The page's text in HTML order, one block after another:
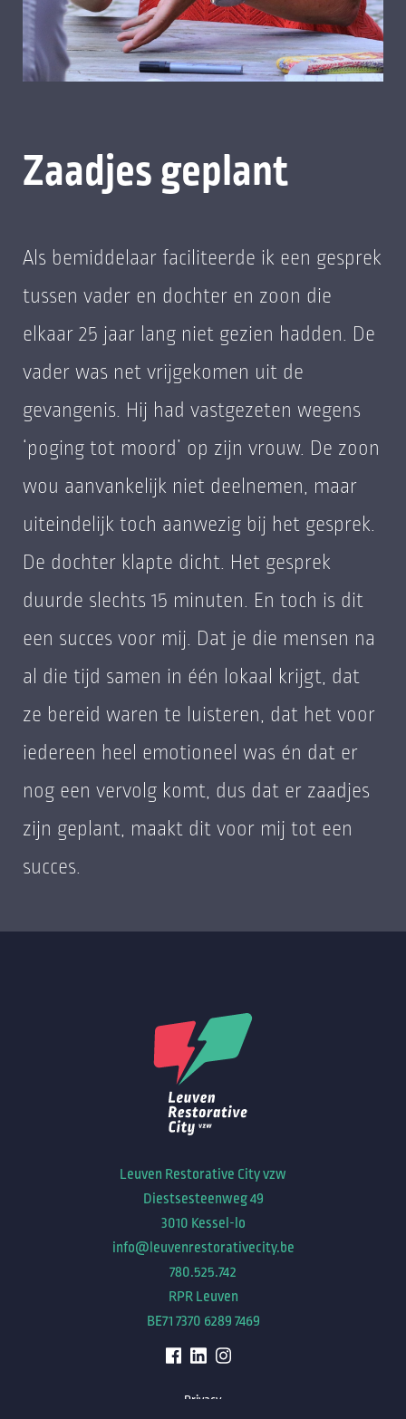
Zaadjes geplant
Als bemiddelaar faciliteerde ik een gesprek
tussen vader en dochter en zoon die
elkaar 25 jaar lang niet gezien hadden. De
vader was net vrijgekomen uit de
gevangenis. Hij had vastgezeten wegens
‘poging tot moord’ op zijn vrouw. De zoon
wou aanvankelijk niet deelnemen, maar
uiteindelijk toch aanwezig bij het gesprek.
De dochter klapte dicht. Het gesprek
duurde slechts 15 minuten. En toch is dit
een succes voor mij. Dat je die mensen na
al die tijd samen in één lokaal krijgt, dat
ze bereid waren te luisteren, dat het voor
iedereen heel emotioneel was én dat er
nog een vervolg komt, dus dat er zaadjes
zijn geplant, maakt dit voor mij tot een
succes.
Leuven Restorative City vzw
Diestsesteenweg 49
3010 Kessel-lo
info@leuvenrestorativecity.be
780.525.742
RPR Leuven
BE71 7370 6289 7469
Privacy